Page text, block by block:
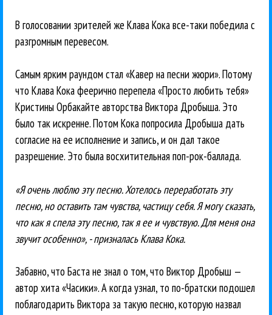
В голосовании зрителей же Клава Кока все-таки победила с
разгромным перевесом.
Самым ярким раундом стал «Кавер на песни жюри». Потому
что Клава Кока феерично перепела «Просто любить тебя»
Кристины Орбакайте авторства Виктора Дробыша. Это
было так искренне. Потом Кока попросила Дробыша дать
согласие на ее исполнение и запись, и он дал такое
разрешение. Это была восхитительная поп-рок-баллада.
«Я очень люблю эту песню. Хотелось переработать эту
песню, но оставить там чувства, частицу себя. Я могу сказать,
что как я спела эту песню, так я ее и чувствую. Для меня она
звучит особенно», - призналась Клава Кока.
Забавно, что Баста не знал о том, что Виктор Дробыш —
автор хита «Часики». А когда узнал, то по-братски подошел
поблагодарить Виктора за такую песню, которую назвал